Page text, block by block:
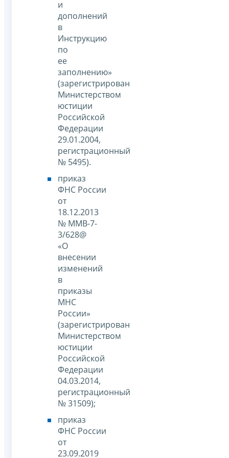
и
дополнений
в
Инструкцию
по
ее
заполнению»
(зарегистрирован
Министерством
юстиции
Российской
Федерации
29.01.2004,
регистрационный
№ 5495).
приказ
ФНС России
от
18.12.2013
№ ММВ-7-
3/628@
«О
внесении
изменений
в
приказы
МНС
России»
(зарегистрирован
Министерством
юстиции
Российской
Федерации
04.03.2014,
регистрационный
№ 31509);
приказ
ФНС России
от
23.09.2019